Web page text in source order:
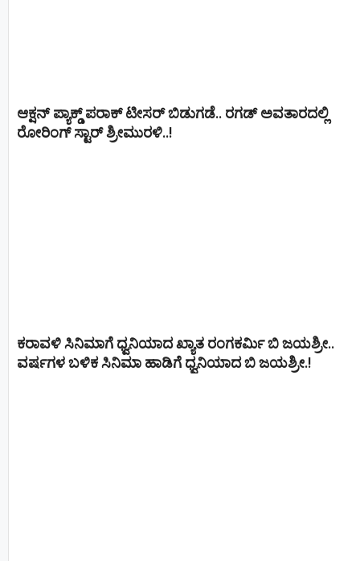
ಆಕ್ಷನ್ ಪ್ಯಾಕ್ಡ್ ಪರಾಕ್ ಟೀಸರ್ ಬಿಡುಗಡೆ.. ರಗಡ್ ಅವತಾರದಲ್ಲಿ
ರೋರಿಂಗ್ ಸ್ಟಾರ್ ಶ್ರೀಮುರಳಿ..!
ಕರಾವಳಿ ಸಿನಿಮಾಗೆ ಧ್ವನಿಯಾದ ಖ್ಯಾತ ರಂಗಕರ್ಮಿ ಬಿ ಜಯಶ್ರೀ..
ವರ್ಷಗಳ ಬಳಿಕ ಸಿನಿಮಾ ಹಾಡಿಗೆ ಧ್ವನಿಯಾದ ಬಿ ಜಯಶ್ರೀ.!